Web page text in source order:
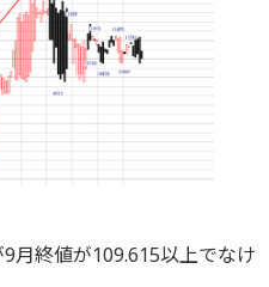
月終値が109.615以上でなけ